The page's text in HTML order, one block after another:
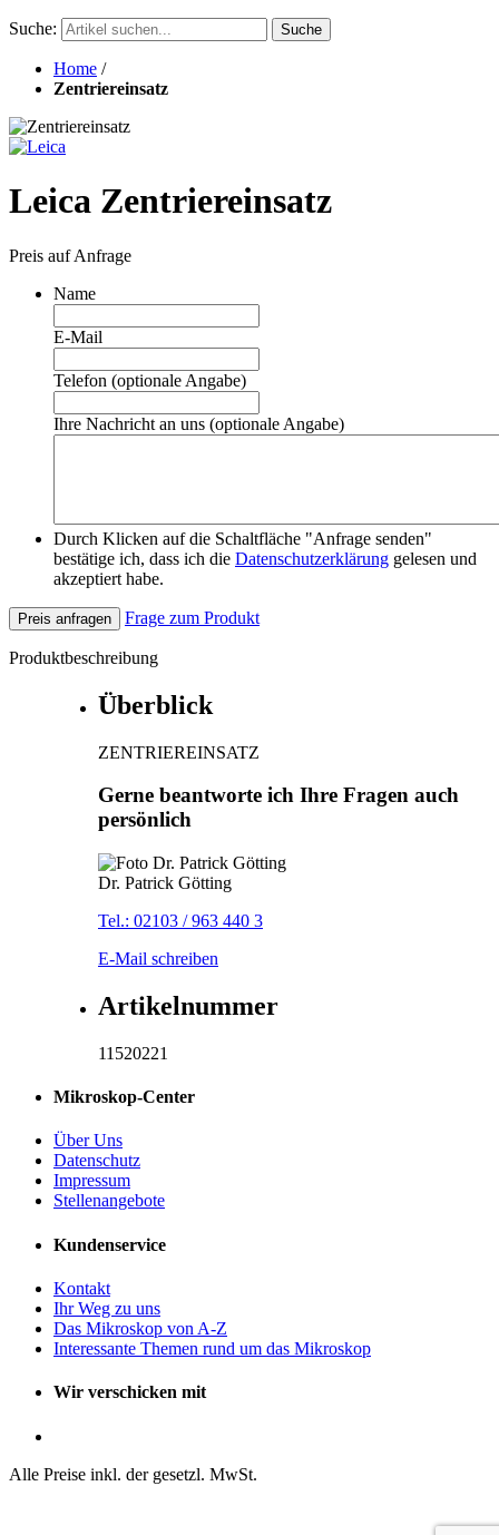
Suche: Suche
Home /
Zentriereinsatz
Leica Zentriereinsatz
Preis auf Anfrage
Name
E-Mail
Telefon (optionale Angabe)
Ihre Nachricht an uns (optionale Angabe)
Durch Klicken auf die Schaltfläche "Anfrage senden"
bestätige ich, dass ich die Datenschutzerklärung gelesen und
akzeptiert habe.
Preis anfragen Frage zum Produkt
Produktbeschreibung
Überblick
ZENTRIEREINSATZ
Gerne beantworte ich Ihre Fragen auch
persönlich
Dr. Patrick Götting
Tel.: 02103 / 963 440 3
E-Mail schreiben
Artikelnummer
11520221
Mikroskop-Center
Über Uns
Datenschutz
Impressum
Stellenangebote
Kundenservice
Kontakt
Ihr Weg zu uns
Das Mikroskop von A-Z
Interessante Themen rund um das Mikroskop
Wir verschicken mit
Alle Preise inkl. der gesetzl. MwSt.